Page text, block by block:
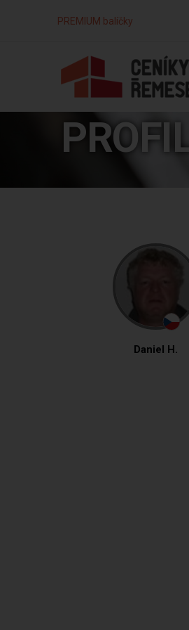
PREMIUM balíčky
Daniel H.